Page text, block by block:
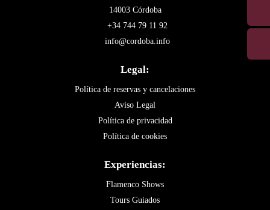
14003 Córdoba
+34 744 79 11 92
info@cordoba.info
Legal:
Política de reservas y cancelaciones
Aviso Legal
Política de privacidad
Política de cookies
Experiencias:
Flamenco Shows
Tours Guiados